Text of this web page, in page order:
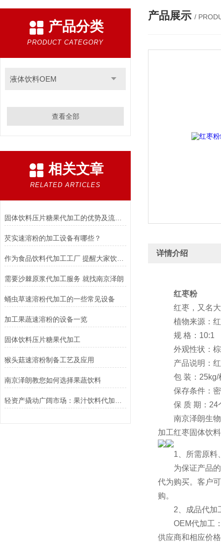
产品分类
PRODUCT CATEGORY
液体饮料OEM
查看全部
相关文章
RELATED ARTICLES
固体饮料压片糖果代加工的优势及流程介绍
芡实速溶粉的加工设备有哪些？
作为食品饮料代加工工厂 提醒大家饮料要适当的喝
需要沙棘原浆代加工服务 就找南京泽朗
蛹虫草速溶粉代加工的一些常见设备
加工果蔬速溶粉的设备一览
固体饮料压片糖果代加工
猴头菇速溶粉制备工艺及应用
南京泽朗教您如何选择果蔬饮料
产品展示 /
详情介绍
红枣粉
红枣，又名大
植物来源：红
规 格：10:1
外观性状：棕
产品说明：红
包 装：25kg/
保存条件：密
保 质 期：24
南京泽朗生物
加工红枣固体饮
1、所需原料、
为保证产品的
代为购买。客户
购。
2、成品代加
OEM代加工：
供应商和相应价